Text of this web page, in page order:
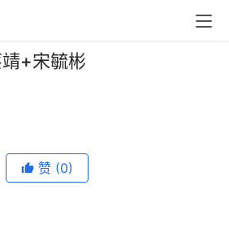
+宋毓彬
赞 (0)